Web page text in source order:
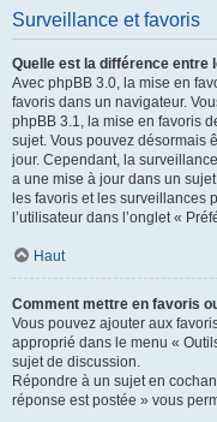
Surveillance et favoris
Quelle est la différence entre
Avec phpBB 3.0, la mise en
favoris dans un navigateur.
phpBB 3.1, la mise en favoris
sujet. Vous pouvez désormais
jour. Cependant, la
a une mise à jour dans un
les favoris et les surveillances
l’utilisateur dans l’onglet «
Haut
Comment mettre en favoris
Vous pouvez ajouter aux
approprié dans le menu «
sujet de discussion.
Répondre à un sujet en
réponse est postée » vous